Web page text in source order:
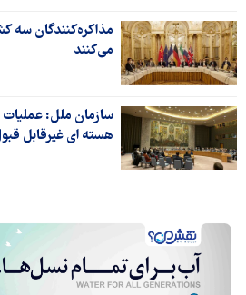
مذاکره‌کنندگان سه
می‌کنند
سازمان ملل:
هسته ای غیرقابل